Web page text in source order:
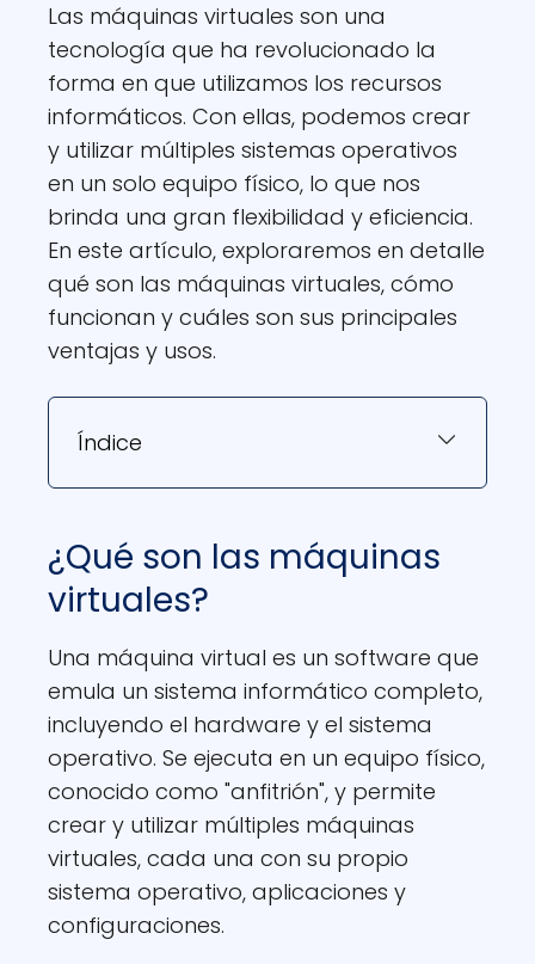
Las máquinas virtuales son una
tecnología que ha revolucionado la
forma en que utilizamos los recursos
informáticos. Con ellas, podemos crear
y utilizar múltiples sistemas operativos
en un solo equipo físico, lo que nos
brinda una gran flexibilidad y eficiencia.
En este artículo, exploraremos en detalle
qué son las máquinas virtuales, cómo
funcionan y cuáles son sus principales
ventajas y usos.
Índice
¿Qué son las máquinas
virtuales?
Una máquina virtual es un software que
emula un sistema informático completo,
incluyendo el hardware y el sistema
operativo. Se ejecuta en un equipo físico,
conocido como "anfitrión", y permite
crear y utilizar múltiples máquinas
virtuales, cada una con su propio
sistema operativo, aplicaciones y
configuraciones.